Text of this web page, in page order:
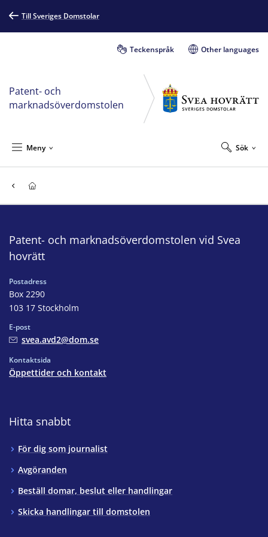
Till Sveriges Domstolar
Teckenspråk Other languages
Patent- och
marknadsöverdomstolen
Sök
Meny
Patent- och marknadsöverdomstolen vid Svea
hovrätt
Postadress
Box 2290
103 17 Stockholm
E-post
svea.avd2@dom.se
Kontaktsida
Öppettider och kontakt
Hitta snabbt
För dig som journalist
Avgöranden
Beställ domar, beslut eller handlingar
Skicka handlingar till domstolen